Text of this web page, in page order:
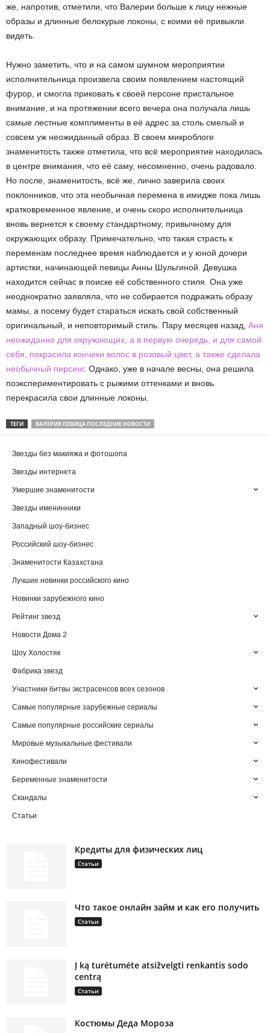
же, напротив, отметили, что Валерии больше к лицу нежные
образы и длинные белокурые локоны, с коими её привыкли
видеть.
Нужно заметить, что и на самом шумном мероприятии
исполнительница произвела своим появлением настоящий
фурор, и смогла приковать к своей персоне пристальное
внимание, и на протяжении всего вечера она получала лишь
самые лестные комплименты в её адрес за столь смелый и
совсем уж неожиданный образ. В своем микроблоге
знаменитость также отметила, что всё мероприятие находилась
в центре внимания, что её саму, несомненно, очень радовало.
Но после, знаменитость, всё же, лично заверила своих
поклонников, что эта необычная перемена в имидже пока лишь
кратковременное явление, и очень скоро исполнительница
вновь вернется к своему стандартному, привычному для
окружающих образу. Примечательно, что такая страсть к
переменам последнее время наблюдается и у юной дочери
артистки, начинающей певицы Анны Шульгиной. Девушка
находится сейчас в поиске её собственного стиля. Она уже
неоднократно заявляла, что не собирается подражать образу
мамы, а посему будет стараться искать свой собственный
оригинальный, и неповторимый стиль. Пару месяцев назад, Аня
неожиданно для окружающих, а в первую очередь, и для самой
себя, покрасила кончики волос в розовый цвет, а также сделала
необычный пирсинг. Однако, уже в начале весны, она решила
поэкспериментировать с рыжими оттенками и вновь
перекрасила свои длинные локоны.
ТЕГИ ВАЛЕРИЯ ПЕВИЦА ПОСЛЕДНИЕ НОВОСТИ
Звезды без макияжа и фотошопа
Звезды интернета
Умершие знаменитости
Звезды именинники
Западный шоу-бизнес
Российский шоу-бизнес
Знаменитости Казахстана
Лучшие новинки российского кино
Новинки зарубежного кино
Рейтинг звезд
Новости Дома 2
Шоу Холостяк
Фабрика звезд
Участники битвы экстрасенсов всех сезонов
Самые популярные зарубежные сериалы
Самые популярные российские сериалы
Мировые музыкальные фестивали
Кинофестивали
Беременные знаменитости
Скандалы
Статьи
Кредиты для физических лиц
Статьи
Что такое онлайн займ и как его получить
Статьи
Į ką turėtumėte atsižvelgti renkantis sodo
centrą
Статьи
Костюмы Деда Мороза